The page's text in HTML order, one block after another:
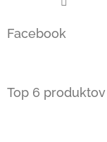
Facebook
Top 6 produktov